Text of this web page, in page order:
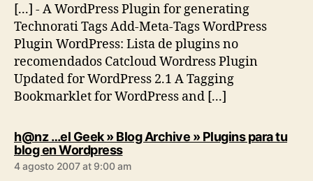
[...] - A WordPress Plugin for generating
Technorati Tags Add-Meta-Tags WordPress
Plugin WordPress: Lista de plugins no
recomendados Catcloud Wordress Plugin
Updated for WordPress 2.1 A Tagging
Bookmarklet for WordPress and [...]
h@nz …el Geek » Blog Archive » Plugins para tu
blog en Wordpresssays:
4 agosto 2007 at 9:00 am